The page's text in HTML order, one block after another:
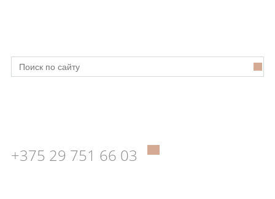
+375 29 751 66 03